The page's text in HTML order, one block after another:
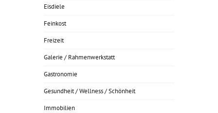
Eisdiele
Feinkost
Freizeit
Galerie / Rahmenwerkstatt
Gastronomie
Gesundheit / Wellness / Schönheit
Immobilien